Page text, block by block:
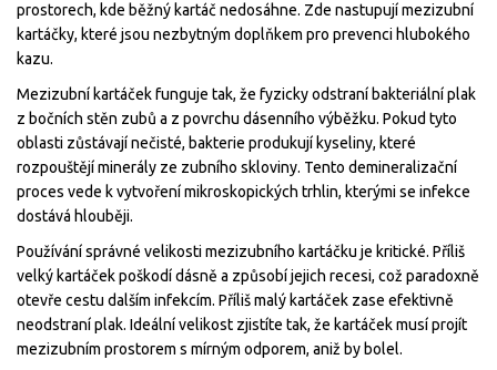
prostorech, kde běžný kartáč nedosáhne. Zde nastupujímezizubní
kartáčky, které jsou nezbytným doplňkem pro prevenci hlubokého
kazu.
Mezizubní kartáček funguje tak, že fyzicky odstraní bakteriální plak
z bočních stěn zubů a z povrchu dásenního výběžku. Pokud tyto
oblasti zůstávají nečisté, bakterie produkují kyseliny, které
rozpouštějí minerály ze zubního skloviny. Tento demineralizační
proces vede k vytvoření mikroskopických trhlin, kterými se infekce
dostává hlouběji.
Používání správné velikosti mezizubního kartáčku je kritické. Příliš
velký kartáček poškodí dásně a způsobí jejich recesi, což paradoxně
otevře cestu dalším infekcím. Příliš malý kartáček zase efektivně
neodstraní plak. Ideální velikost zjistíte tak, že kartáček musí projít
mezizubním prostorem s mírným odporem, aniž by bolel.